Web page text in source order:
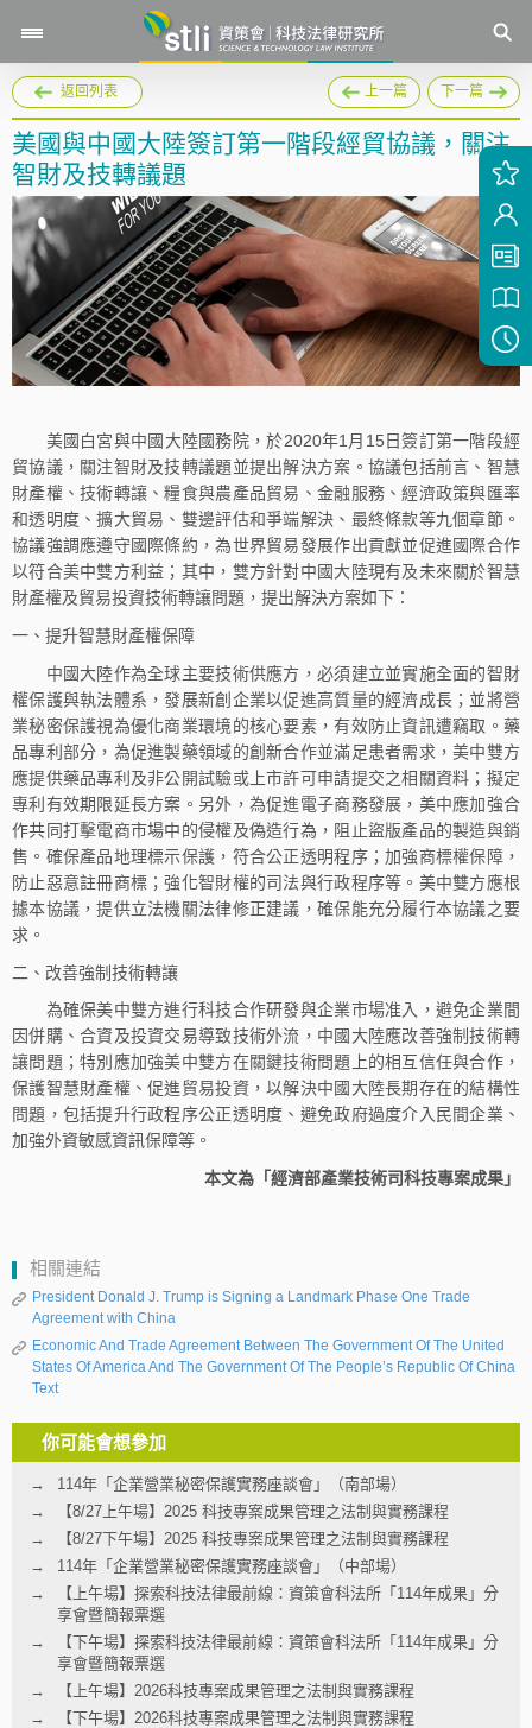
返回列表 上一篇 下一篇
美國與中國大陸簽訂第一階段經貿協議，關注
智財及技轉議題
美國白宮與中國大陸國務院，於2020年1月15日簽訂第一階段經
貿協議，關注智財及技轉議題並提出解決方案。協議包括前言、智慧
財產權、技術轉讓、糧食與農產品貿易、金融服務、經濟政策與匯率
和透明度、擴大貿易、雙邊評估和爭端解決、最終條款等九個章節。
協議強調應遵守國際條約，為世界貿易發展作出貢獻並促進國際合作
以符合美中雙方利益；其中，雙方針對中國大陸現有及未來關於智慧
財產權及貿易投資技術轉讓問題，提出解決方案如下：
一、提升智慧財產權保障
中國大陸作為全球主要技術供應方，必須建立並實施全面的智財
權保護與執法體系，發展新創企業以促進高質量的經濟成長；並將營
業秘密保護視為優化商業環境的核心要素，有效防止資訊遭竊取。藥
品專利部分，為促進製藥領域的創新合作並滿足患者需求，美中雙方
應提供藥品專利及非公開試驗或上市許可申請提交之相關資料；擬定
專利有效期限延長方案。另外，為促進電子商務發展，美中應加強合
作共同打擊電商市場中的侵權及偽造行為，阻止盜版產品的製造與銷
售。確保產品地理標示保護，符合公正透明程序；加強商標權保障，
防止惡意註冊商標；強化智財權的司法與行政程序等。美中雙方應根
據本協議，提供立法機關法律修正建議，確保能充分履行本協議之要
求。
二、改善強制技術轉讓
為確保美中雙方進行科技合作研發與企業市場准入，避免企業間
因併購、合資及投資交易導致技術外流，中國大陸應改善強制技術轉
讓問題；特別應加強美中雙方在關鍵技術問題上的相互信任與合作，
保護智慧財產權、促進貿易投資，以解決中國大陸長期存在的結構性
問題，包括提升行政程序公正透明度、避免政府過度介入民間企業、
加強外資敏感資訊保障等。
本文為「經濟部產業技術司科技專案成果」
相關連結
President Donald J. Trump is Signing a Landmark Phase One Trade
Agreement with China
Economic And Trade Agreement Between The Government Of The United
States Of America And The Government Of The People’s Republic Of China
Text
你可能會想參加
114年「企業營業秘密保護實務座談會」（南部場）
【8/27上午場】2025 科技專案成果管理之法制與實務課程
【8/27下午場】2025 科技專案成果管理之法制與實務課程
114年「企業營業秘密保護實務座談會」（中部場）
【上午場】探索科技法律最前線：資策會科法所「114年成果」分
享會暨簡報票選
【下午場】探索科技法律最前線：資策會科法所「114年成果」分
享會暨簡報票選
【上午場】2026科技專案成果管理之法制與實務課程
【下午場】2026科技專案成果管理之法制與實務課程